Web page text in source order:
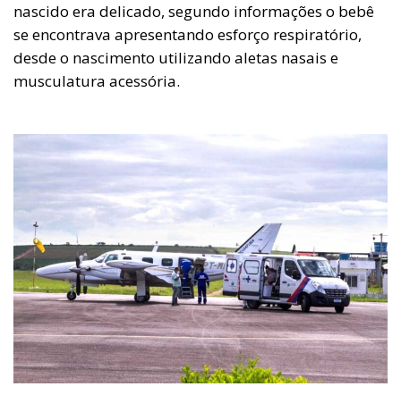
nascido era delicado, segundo informações o bebê
se encontrava apresentando esforço respiratório,
desde o nascimento utilizando aletas nasais e
musculatura acessória.